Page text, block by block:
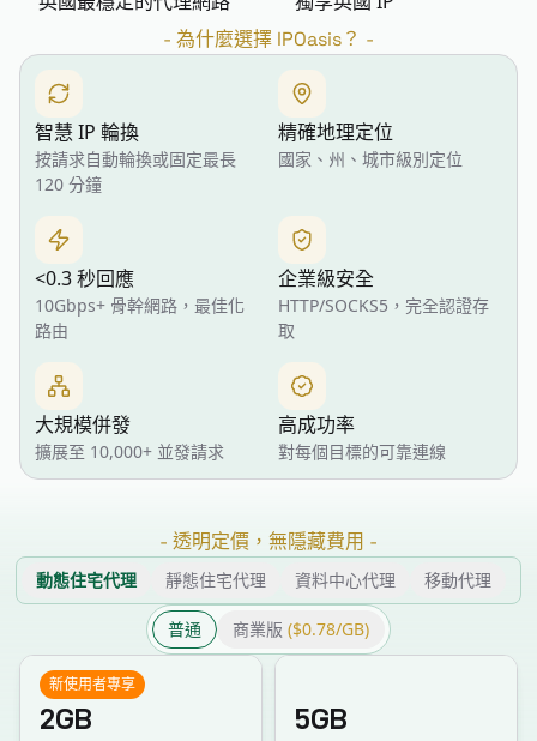
- 為什麼選擇 IPOasis？ -
智慧 IP 輪換
按請求自動輪換或固定最長
120 分鐘
精確地理定位
國家、州、城市級別定位
<0.3 秒回應
10Gbps+ 骨幹網路，最佳化
路由
企業級安全
HTTP/SOCKS5，完全認證存
取
大規模併發
擴展至 10,000+ 並發請求
高成功率
對每個目標的可靠連線
- 透明定價，無隱藏費用 -
動態住宅代理 靜態住宅代理 資料中心代理 移動代理
普通 商業版 ($0.78/GB)
新使用者專享
2GB 5GB